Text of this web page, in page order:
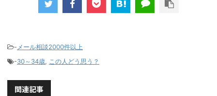
- メール相談2000件以上
-30～34歳, この人どう思う？
関連記事